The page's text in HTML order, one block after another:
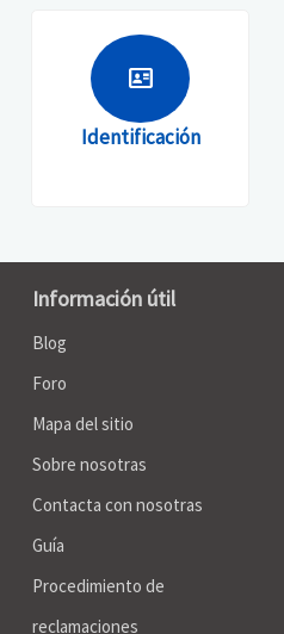
id_card
Identificación
Información útil
Blog
Foro
Mapa del sitio
Sobre nosotras
Contacta con nosotras
Guía
Procedimiento de
reclamaciones